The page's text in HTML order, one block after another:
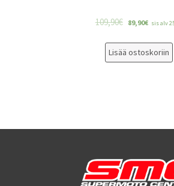
109,90€ 89,90€ sis alv
Lisää ostoskoriin